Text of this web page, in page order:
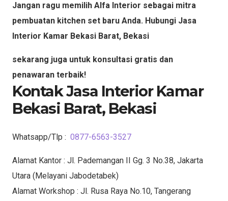
Jangan ragu memilih Alfa Interior sebagai mitra
pembuatan kitchen set baru Anda. Hubungi Jasa
Interior Kamar Bekasi Barat, Bekasi
sekarang juga untuk konsultasi gratis dan
penawaran terbaik!
Kontak Jasa Interior Kamar
Bekasi Barat, Bekasi
Whatsapp/Tlp : 0877-6563-3527
Alamat Kantor : Jl. Pademangan II Gg. 3 No.38, Jakarta
Utara (Melayani Jabodetabek)
Alamat Workshop : Jl. Rusa Raya No.10, Tangerang